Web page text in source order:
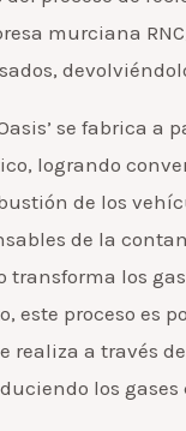
murciana
se fabrica
logrando
de los
de la
los
este proceso es
realiza a través
los